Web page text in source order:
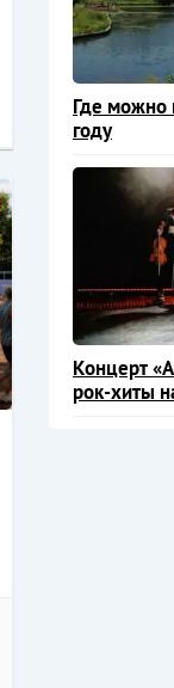
Где можно
году
Концерт
рок-хиты